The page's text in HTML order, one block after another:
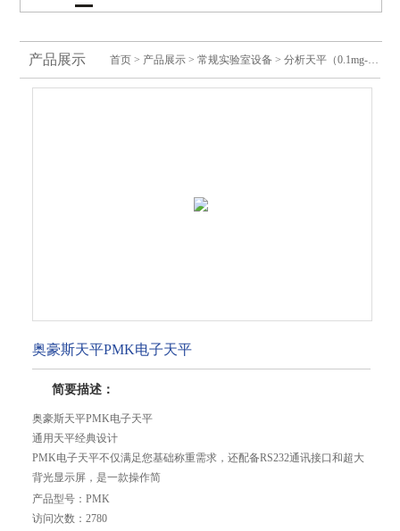
产品展示 首页 > 产品展示 >常规实验室设备 >分析天平（0.1mg-0.01mg）
奥豪斯天平PMK电子天平
简要描述：
奥豪斯天平PMK电子天平
通用天平经典设计
PMK电子天平不仅满足您基础称重需求，还配备RS232通讯接口和超大
背光显示屏，是一款操作简
便、性能优异、价格实惠的日常称重天平，可满足实验室、工业、教育
领域的称重需求。
产品型号： PMK
访问次数： 2780